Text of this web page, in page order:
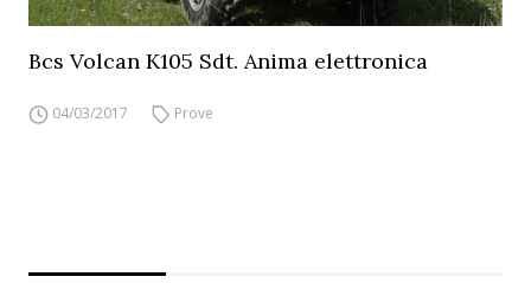
Bcs Volcan K105 Sdt. Anima elettronica
04/03/2017 Prove